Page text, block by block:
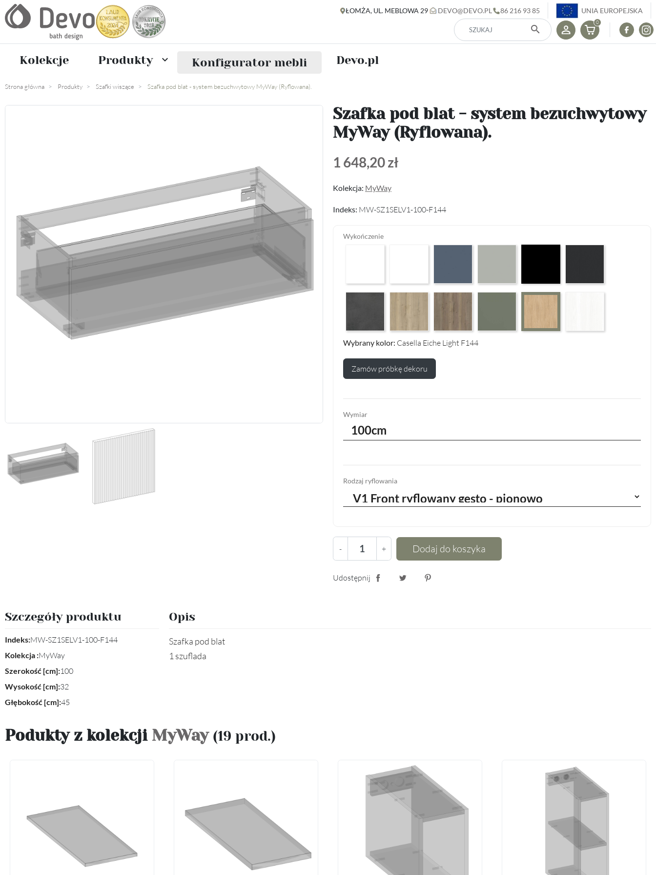
ŁOMŻA, UL. MEBLOWA 29 DEVO@DEVO.PL 86 216 93 85 UNIA EUROPEJSKA
search
0
Kolekcje Produkty  Konfigurator mebli Devo.pl
Strona główna Produkty Szafki wiszące Szafka pod blat - system bezuchwytowy MyWay (Ryflowana).
Szafka pod blat - system bezuchwytowy
MyWay (Ryflowana).
1 648,20 zł
Kolekcja: MyWay
Indeks: MW-SZ1SELV1-100-F144
Wykończenie
Reed Green F143
Wybrany kolor: Casella Eiche Light F144
Zamów próbkę dekoru
Wymiar
100cm
Rodzaj ryflowania
- + Dodaj do koszyka
Udostępnij
Szczegóły produktu
Indeks:MW-SZ1SELV1-100-F144
Kolekcja :MyWay
Szerokość [cm]:100
Wysokość [cm]:32
Głębokość [cm]:45
Opis
Szafka pod blat
1 szuflada
Podukty z kolekcji MyWay (19 prod.)